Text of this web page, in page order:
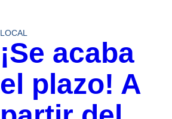
LOCAL
¡Se acaba
el plazo! A